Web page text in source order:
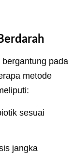
pada
metode
sesuai
jangka